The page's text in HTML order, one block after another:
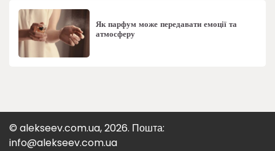
Як парфум може передавати емоції та
атмосферу
© alekseev.com.ua, 2026. Пошта:
info@alekseev.com.ua